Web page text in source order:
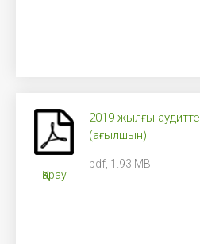
Қарау
2019 жылғы
(ағылшын)
pdf, 1.93 MB